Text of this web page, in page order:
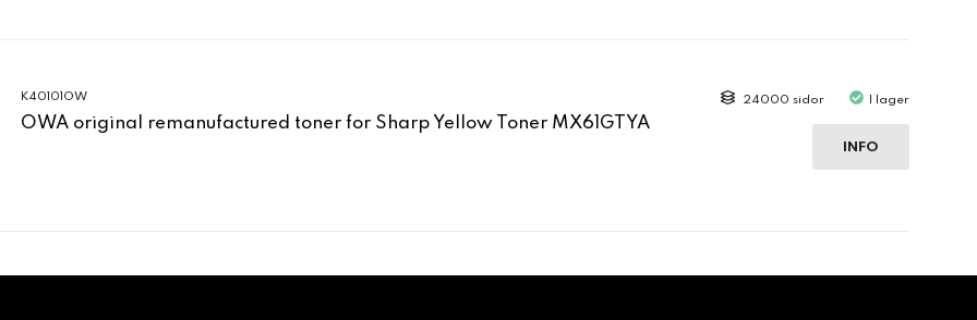
K40101OW
OWA original remanufactured toner for Sharp Yellow Toner MX61GTYA
24000 sidor I lager
INFO